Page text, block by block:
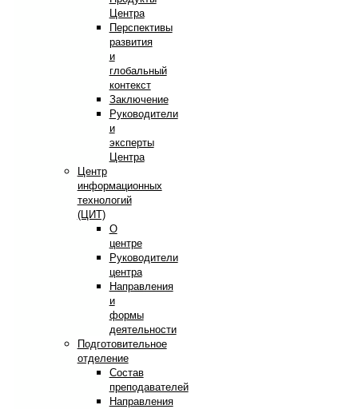
Центра
Перспективы
развития
и
глобальный
контекст
Заключение
Руководители
и
эксперты
Центра
Центр
информационных
технологий
(ЦИТ)
О
центре
Руководители
центра
Направления
и
формы
деятельности
Подготовительное
отделение
Состав
преподавателей
Направления